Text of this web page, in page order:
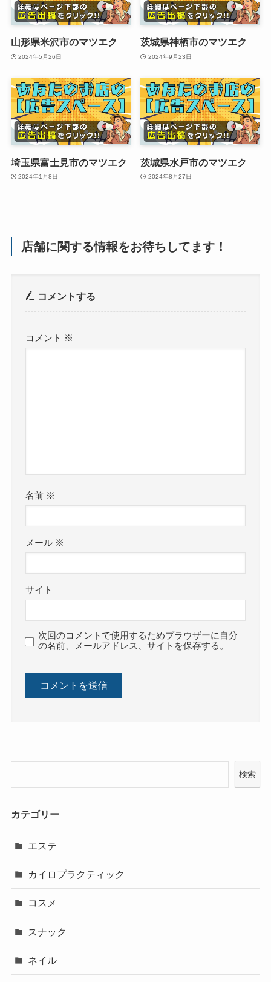
山形県米沢市のマツエク
2024年5月26日
茨城県神栖市のマツエク
2024年9月23日
埼玉県富士見市のマツエク
2024年1月8日
茨城県水戸市のマツエク
2024年8月27日
店舗に関する情報をお待ちしてます！
コメントする
コメント ※
名前 ※
メール ※
サイト
次回のコメントで使用するためブラウザーに自分
の名前、メールアドレス、サイトを保存する。
検索
カテゴリー
エステ
カイロプラクティック
コスメ
スナック
ネイル